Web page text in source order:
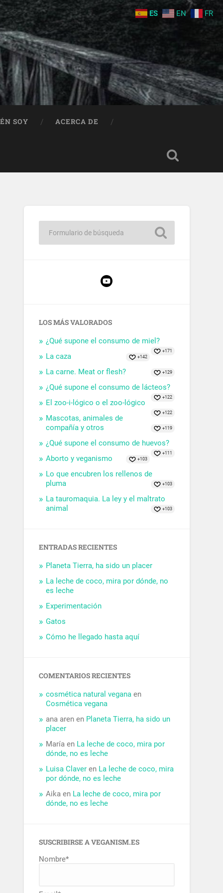
SOY ACERCA DE
LOS MÁS VALORADOS
¿Qué supone el consumo de miel?
+171
La caza +142
La carne. Meat or flesh? +129
¿Qué supone el consumo de lácteos?
+122
El zoo-i-lógico o el zoo-lógico
+122
Mascotas, animales de
compañía y otros
+119
¿Qué supone el consumo de huevos?
+111
Aborto y veganismo +103
Lo que encubren los rellenos de
pluma
+103
La tauromaquia. La ley y el maltrato
animal
+103
ENTRADAS RECIENTES
Planeta Tierra, ha sido un placer
La leche de coco, mira por dónde, no
es leche
Experimentación
Gatos
Cómo he llegado hasta aquí
COMENTARIOS RECIENTES
cosmética natural vegana en
Cosmética vegana
ana aren en Planeta Tierra, ha sido un
placer
María en La leche de coco, mira por
dónde, no es leche
Luisa Claver en La leche de coco, mira
por dónde, no es leche
Aika en La leche de coco, mira por
dónde, no es leche
SUSCRIBIRSE A VEGANISM.ES
Nombre*
ES EN FR